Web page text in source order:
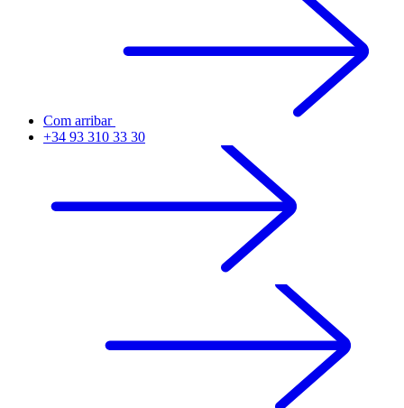
Com arribar
+34 93 310 33 30